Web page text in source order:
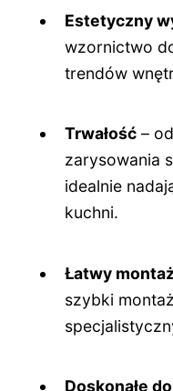
Estetyczny
wzornictwo
trendów
Trwałość –
zarysowania
idealnie
kuchni.
Łatwy montaż
szybki
Doskonałe